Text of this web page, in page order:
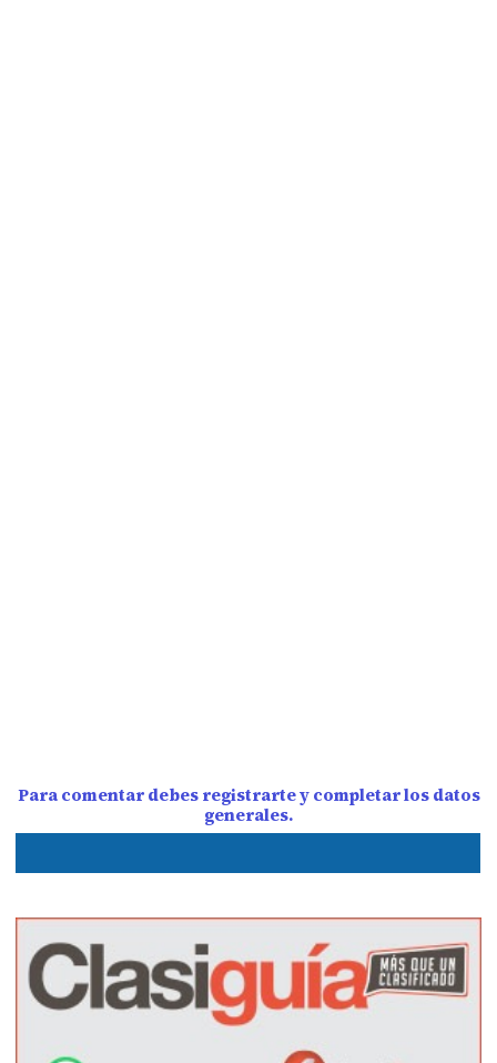
Para comentar debes registrarte y completar los datos
generales.